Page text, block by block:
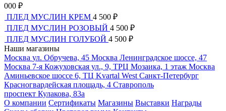
000 ₽
ПЛЕД МУСЛИН КРЕМ 4 500 ₽
ПЛЕД МУСЛИН РОЗОВЫЙ 4 500 ₽
ПЛЕД МУСЛИН ГОЛУБОЙ 4 500 ₽
Наши магазины
Москва ул. Обручева, 45 Москва Ленинградское шоссе, 47
Москва 7-я Кожуховская ул., 9, ТРЦ Мозаика, 1 этаж Москва
Аминьевское шоссе 6, ТЦ Kvartal West Санкт-Петербург
Красногвардейская площадь, 4 Ставрополь
проспект Кулакова, 83а
О компании Сертификаты Магазины Выставки Награды